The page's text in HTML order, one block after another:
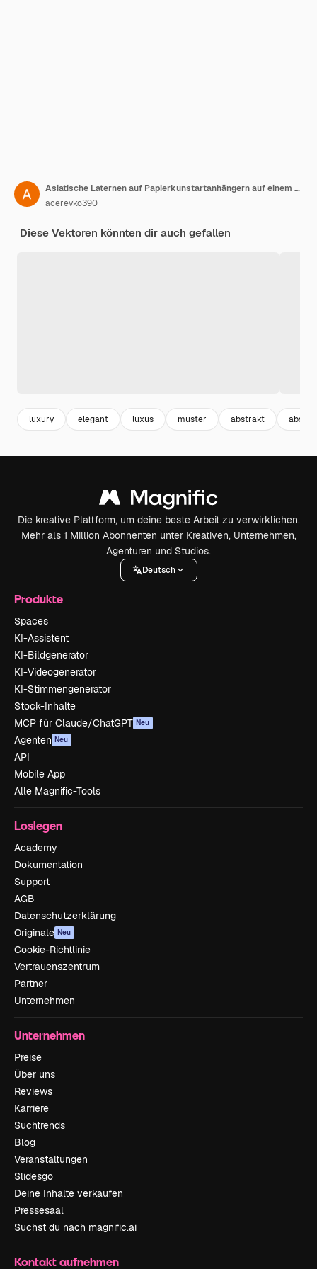
Asiatische Laternen auf Papierkunstartanhängern auf einem gelben und roten Hintergrund
acerevko390
Diese Vektoren könnten dir auch gefallen
luxury elegant luxus muster abstrakt
Die kreative Plattform, um deine beste Arbeit zu verwirklichen.
Mehr als 1 Million Abonnenten unter Kreativen, Unternehmen,
Agenturen und Studios.
Deutsch
Produkte
Spaces
KI-Assistent
KI-Bildgenerator
KI-Videogenerator
KI-Stimmengenerator
Stock-Inhalte
MCP für Claude/ChatGPT Neu
Agenten Neu
API
Mobile App
Alle Magnific-Tools
Loslegen
Academy
Dokumentation
Support
AGB
Datenschutzerklärung
Originale Neu
Cookie-Richtlinie
Vertrauenszentrum
Partner
Unternehmen
Unternehmen
Preise
Über uns
Reviews
Karriere
Suchtrends
Blog
Veranstaltungen
Slidesgo
Deine Inhalte verkaufen
Pressesaal
Suchst du nach magnific.ai
Kontakt aufnehmen